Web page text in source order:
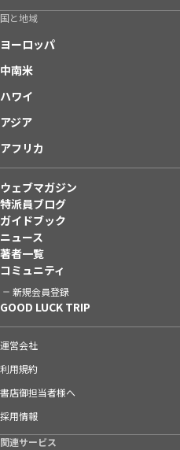
国と地域
ヨーロッパ
中南米
ハワイ
アジア
アフリカ
ウェブマガジン
特派員ブログ
ガイドブック
ニュース
著者一覧
コミュニティ
新規会員登録
GOOD LUCK TRIP
運営会社
利用規約
書店御担当者様へ
採用情報
関連サービス